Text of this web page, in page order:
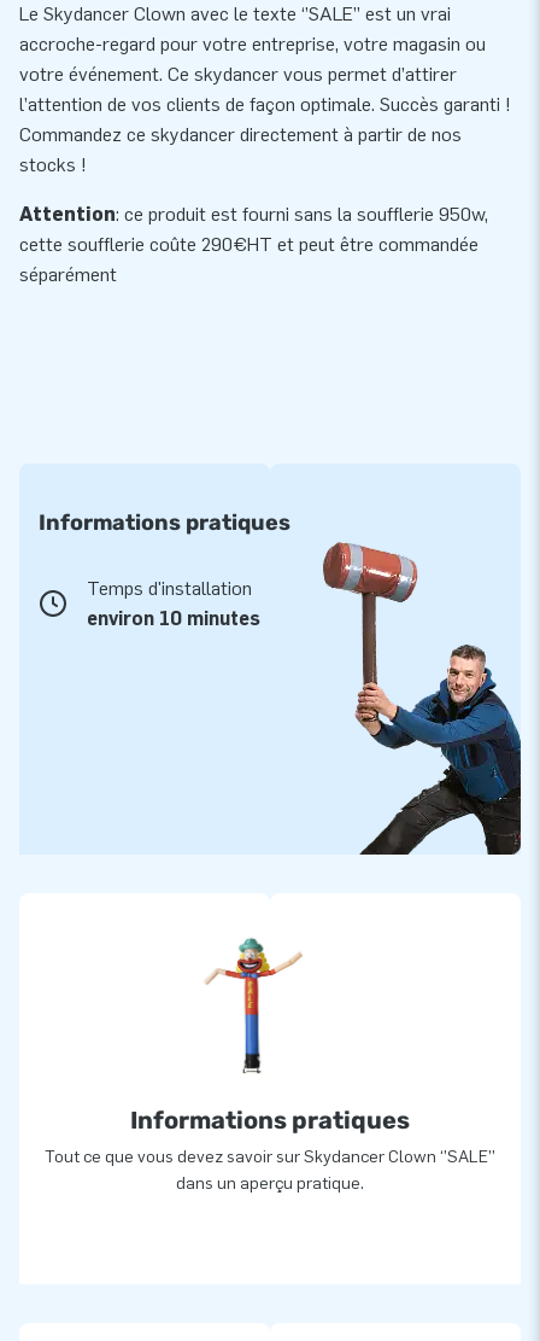
Le Skydancer Clown avec le texte ‘’SALE’’ est un vrai
accroche-regard pour votre entreprise, votre magasin ou
votre événement. Ce skydancer vous permet d’attirer
l’attention de vos clients de façon optimale. Succès garanti !
Commandez ce skydancer directement à partir de nos
stocks !
Attention: ce produit est fourni sans la soufflerie 950w,
cette soufflerie coûte 290€HT et peut être commandée
séparément
Informations pratiques
Temps d'installation
environ 10 minutes
Informations pratiques
Tout ce que vous devez savoir sur Skydancer Clown ‘’SALE’’
dans un aperçu pratique.